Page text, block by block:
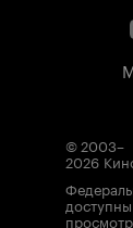
© 2003–
2026